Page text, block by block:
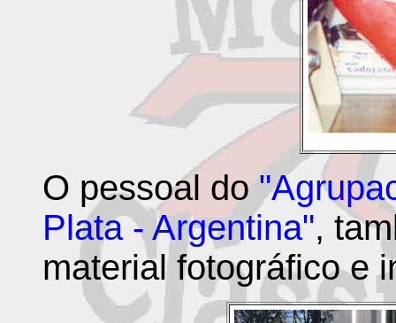
O pessoal do
Plata - Argentina",
material fotográfico e